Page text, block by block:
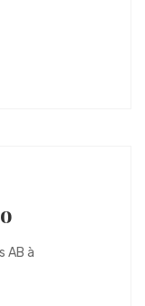
AB à